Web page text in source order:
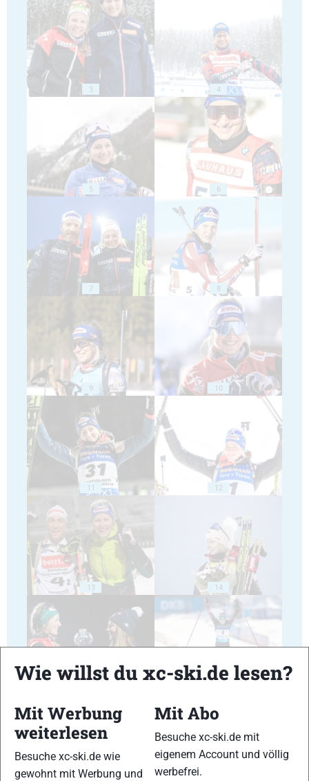
3 4
5 6
7 8
9 10
11 12
13 14
Wie willst du xc-ski.de lesen?
Mit Werbung
weiterlesen
Besuche xc-ski.de wie
gewohnt mit Werbung und
Mit Abo
Besuche xc-ski.de mit
eigenem Account und völlig
werbefrei.